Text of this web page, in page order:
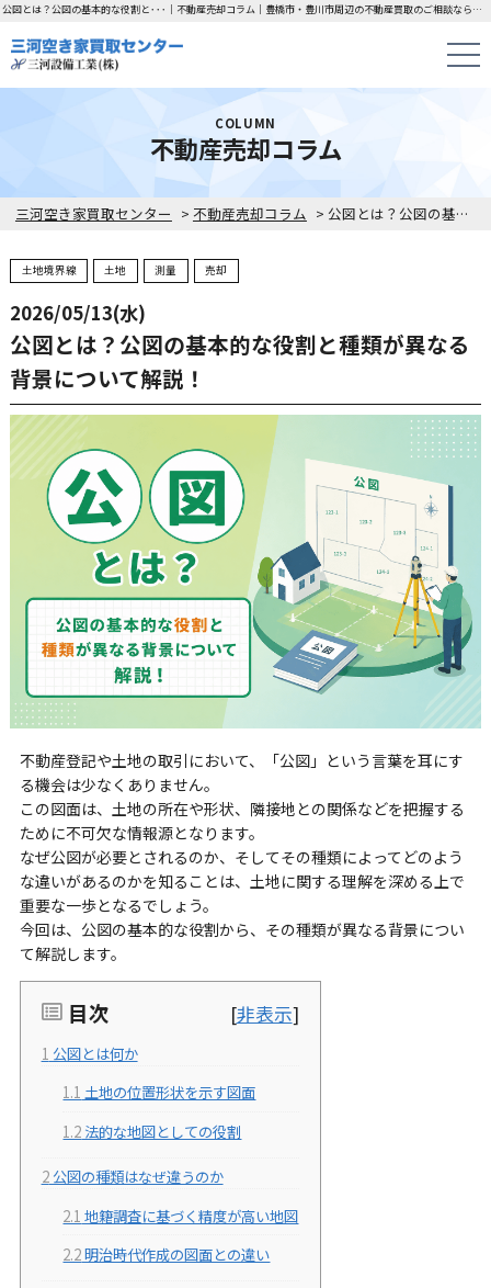
公図とは？公図の基本的な役割と･･･｜不動産売却コラム｜豊橋市・豊川市周辺の不動産買取のご相談なら「三河空き家買取センター」にお任せください！
三河空き家買取センター > 不動産売却コラム > 公図とは？公図の基本的な役割と種類が異なる背景について解説！
COLUMN
不動産売却コラム
土地境界線 土地 測量 売却
2026/05/13(水)
公図とは？公図の基本的な役割と種類が異なる
背景について解説！
不動産登記や土地の取引において、「公図」という言葉を耳にす
る機会は少なくありません。
この図面は、土地の所在や形状、隣接地との関係などを把握する
ために不可欠な情報源となります。
なぜ公図が必要とされるのか、そしてその種類によってどのよう
な違いがあるのかを知ることは、土地に関する理解を深める上で
重要な一歩となるでしょう。
今回は、公図の基本的な役割から、その種類が異なる背景につい
て解説します。
目次 [非表示]
1 公図とは何か
1.1 土地の位置形状を示す図面
1.2 法的な地図としての役割
2公図の種類はなぜ違うのか
2.1 地籍調査に基づく精度が高い地図
2.2明治時代作成の図面との違い